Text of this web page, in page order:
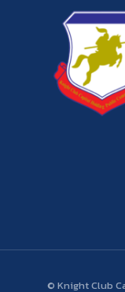
© Knight Club